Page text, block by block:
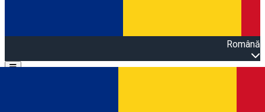
Română
Open main menu